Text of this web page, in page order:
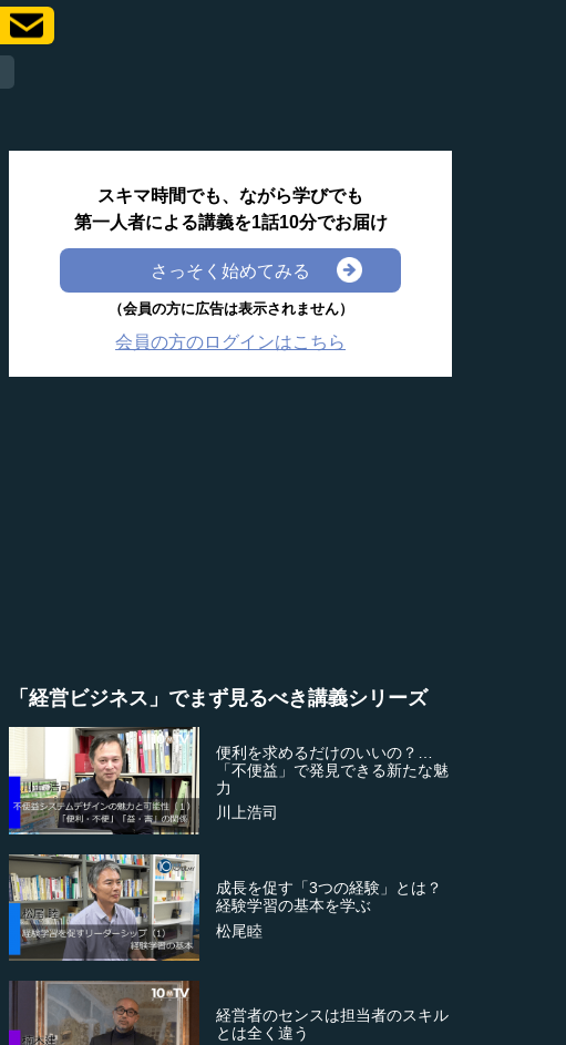
スキマ時間でも、ながら学びでも
第一人者による講義を1話10分でお届け
さっそく始めてみる
（会員の方に広告は表示されません）
会員の方のログインはこちら
「経営ビジネス」でまず見るべき講義シリーズ
便利を求めるだけのいいの？…
「不便益」で発見できる新たな魅
力
川上浩司
成長を促す「3つの経験」とは？
経験学習の基本を学ぶ
松尾睦
経営者のセンスは担当者のスキル
とは全く違う